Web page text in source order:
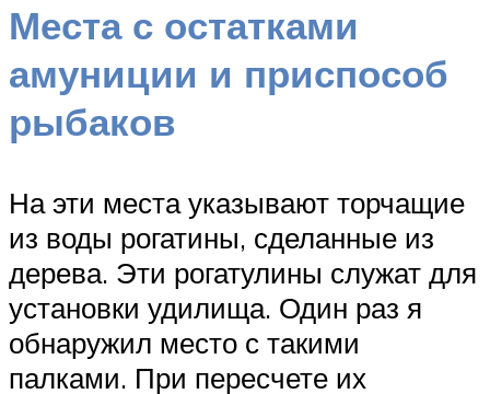
Места с остатками
амуниции и приспособ
рыбаков
На эти места указывают торчащие
из воды рогатины, сделанные из
дерева. Эти рогатулины служат для
установки удилища. Один раз я
обнаружил место с такими
палками. При пересчете их